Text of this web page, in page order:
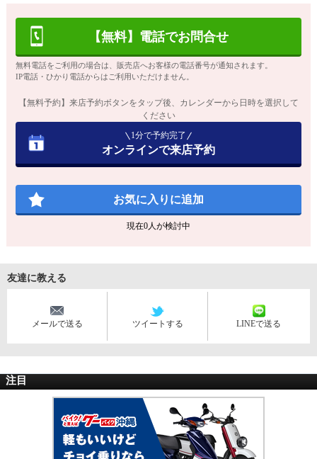
【無料】電話でお問合せ
無料電話をご利用の場合は、販売店へお客様の電話番号が通知されます。
IP電話・ひかり電話からはご利用いただけません。
【無料予約】来店予約ボタンをタップ後、カレンダーから日時を選択して
ください
1分で予約完了
オンラインで来店予約
お気に入りに追加
現在0人が検討中
友達に教える
メールで送る ツイートする LINEで送る
注目